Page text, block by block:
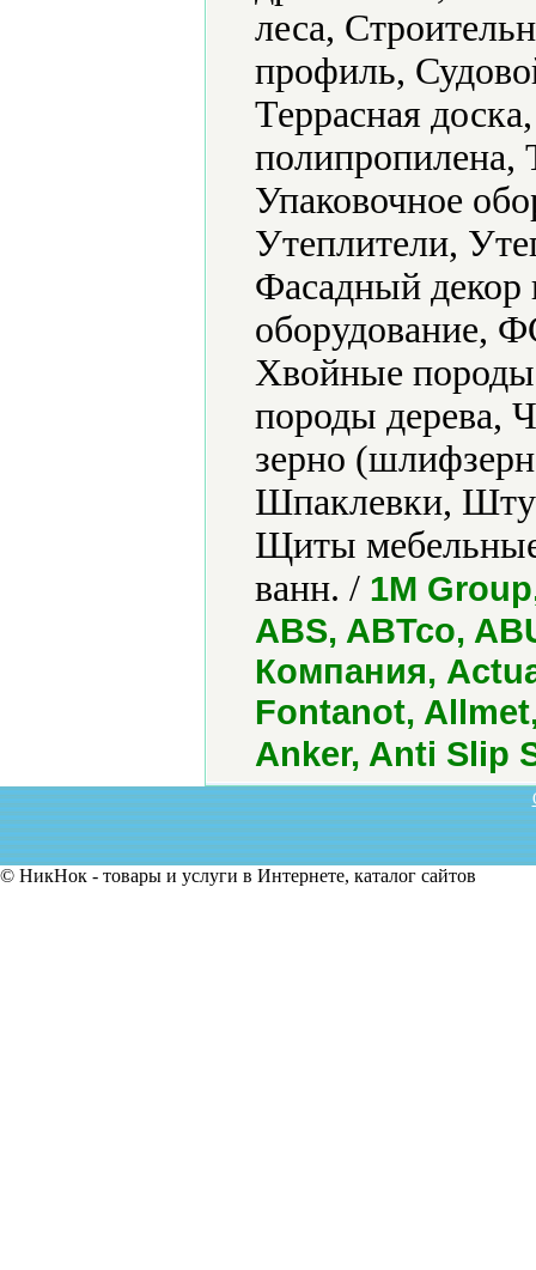
леса,
профиль,
Террасная
полипропилена,
Упаковочное
Утеплители,
Фасадный декор
оборудование,
Хвойные
породы
зерно
Шпаклевки,
Щиты
ванн. / 1M
ABS, ABTco,
Компания,
Fontanot,
Anker, Anti Slip
© НикНок - товары и услуги в Интернете, каталог сайтов